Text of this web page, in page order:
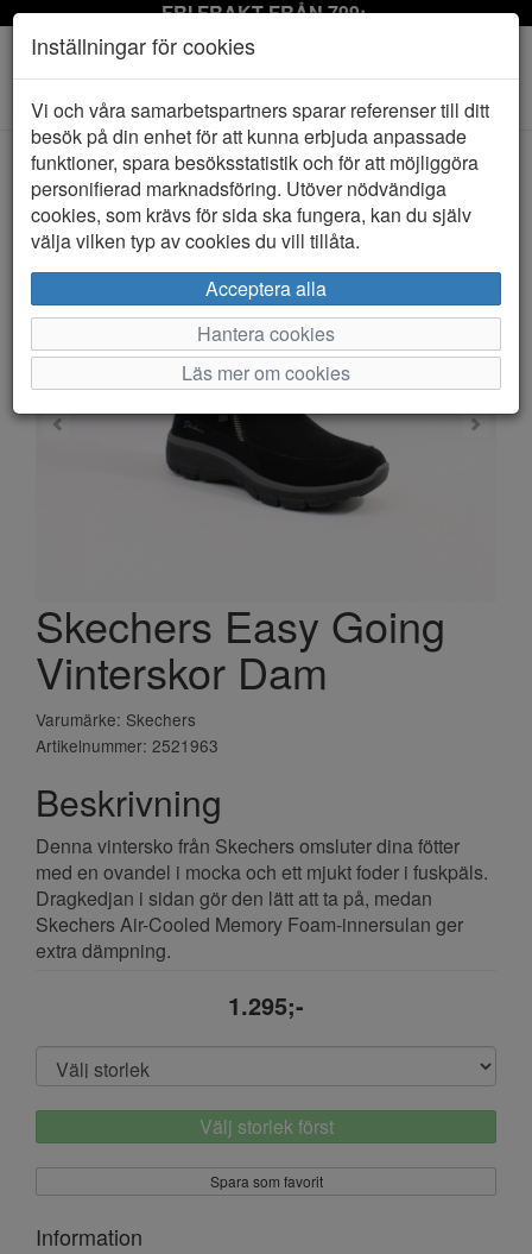
FRI FRAKT FRÅN 799:-
Toggle
navigation
HEM SKECHERS
Skechers Easy Going
Vinterskor Dam
Varumärke: Skechers
Artikelnummer: 2521963
Beskrivning
Denna vintersko från Skechers omsluter dina fötter
med en ovandel i mocka och ett mjukt foder i fuskpäls.
Dragkedjan i sidan gör den lätt att ta på, medan
Skechers Air-Cooled Memory Foam-innersulan ger
extra dämpning.
1.295;-
Välj storlek först
Spara som favorit
Information
Inställningar för cookies
Vi och våra samarbetspartners sparar referenser till ditt
besök på din enhet för att kunna erbjuda anpassade
funktioner, spara besöksstatistik och för att möjliggöra
personifierad marknadsföring. Utöver nödvändiga
cookies, som krävs för sida ska fungera, kan du själv
välja vilken typ av cookies du vill tillåta.
Acceptera alla
Hantera cookies
Läs mer om cookies